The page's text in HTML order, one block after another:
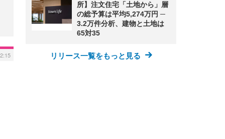
所】注文住宅「土地から」層
の総予算は平均5,274万円 ─
3.2万件分析、建物と土地は
65対35
リリース一覧をもっと見る